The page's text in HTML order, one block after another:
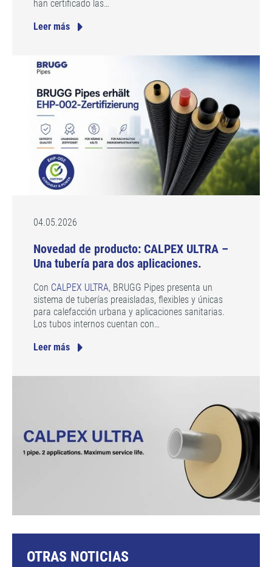
han certificado las…
Leer más
04.05.2026
Novedad de producto: CALPEX ULTRA –
Una tubería para dos aplicaciones.
Con CALPEX ULTRA, BRUGG Pipes presenta un
sistema de tuberías preaisladas, flexibles y únicas
para calefacción urbana y aplicaciones sanitarias.
Los tubos internos cuentan con…
Leer más
OTRAS NOTICIAS